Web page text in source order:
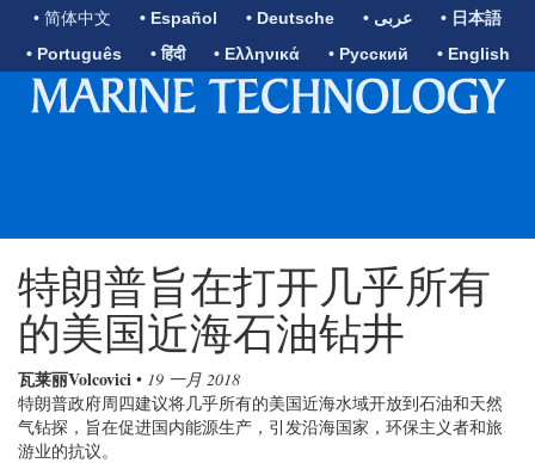
• 简体中文 • Español • Deutsche • عربى
• 日本語
• Português
• हिंदी • Ελληνικά • Русский • English
特朗普旨在打开几乎所有
的美国近海石油钻井
瓦莱丽Volcovici • 19 一月 2018
特朗普政府周四建议将几乎所有的美国近海水域开放到石油和天然
气钻探，旨在促进国内能源生产，引发沿海国家，环保主义者和旅
游业的抗议。